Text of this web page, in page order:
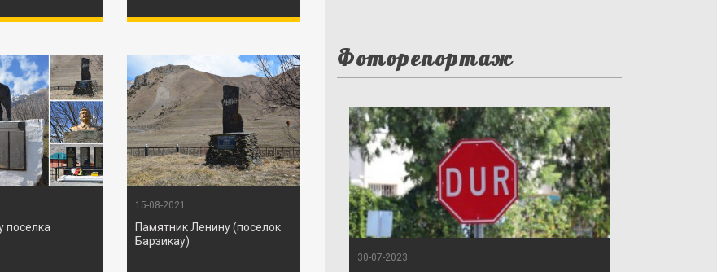
поселка
15-08-2021
Памятник Ленину (поселок
Барзикау)
Фоторепортаж
30-07-2023